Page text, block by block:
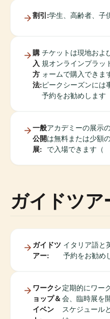
割引:学生、高齢者、子
購
入
方
法:
チケットは現地およ
規オンラインプラッ
ォームで購入できま
ピークシーズンには
予約をお勧めします
一般
公開
展:
アカデミーの展示
は無料または少額
で入場できます（
ガイドツア
ガイドツ
アー:
イタリア語と
予約をお勧め
ワークシ
ョップ＆
イベン
定期的にワー
会、臨時展を
スケジュール